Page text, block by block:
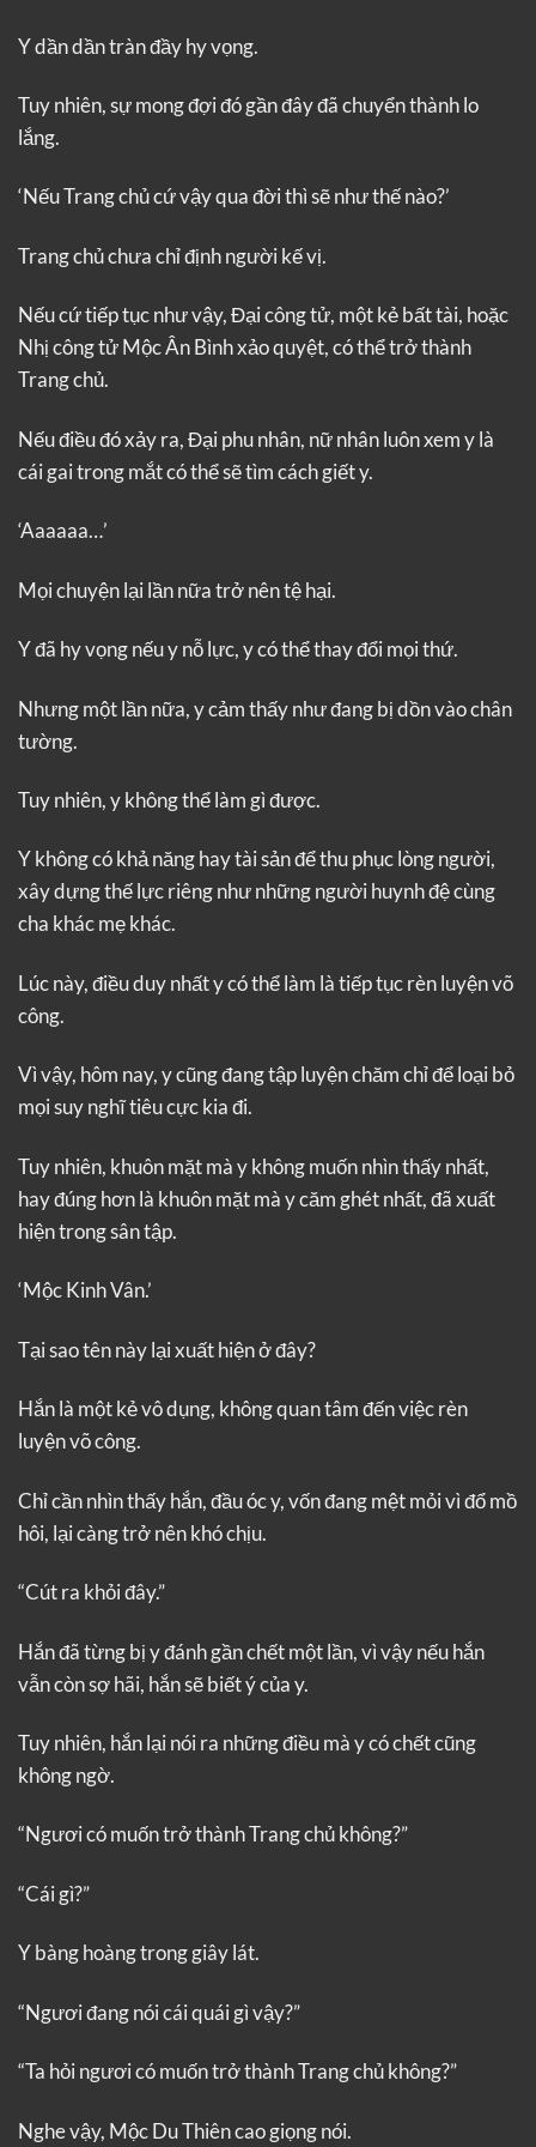
Y dần dần tràn đầy hy vọng.
Tuy nhiên, sự mong đợi đó gần đây đã chuyển thành lo
lắng.
‘Nếu Trang chủ cứ vậy qua đời thì sẽ như thế nào?’
Trang chủ chưa chỉ định người kế vị.
Nếu cứ tiếp tục như vậy, Đại công tử, một kẻ bất tài, hoặc
Nhị công tử Mộc Ân Bình xảo quyệt, có thể trở thành
Trang chủ.
Nếu điều đó xảy ra, Đại phu nhân, nữ nhân luôn xem y là
cái gai trong mắt có thể sẽ tìm cách giết y.
‘Aaaaaa…’
Mọi chuyện lại lần nữa trở nên tệ hại.
Y đã hy vọng nếu y nỗ lực, y có thể thay đổi mọi thứ.
Nhưng một lần nữa, y cảm thấy như đang bị dồn vào chân
tường.
Tuy nhiên, y không thể làm gì được.
Y không có khả năng hay tài sản để thu phục lòng người,
xây dựng thế lực riêng như những người huynh đệ cùng
cha khác mẹ khác.
Lúc này, điều duy nhất y có thể làm là tiếp tục rèn luyện võ
công.
Vì vậy, hôm nay, y cũng đang tập luyện chăm chỉ để loại bỏ
mọi suy nghĩ tiêu cực kia đi.
Tuy nhiên, khuôn mặt mà y không muốn nhìn thấy nhất,
hay đúng hơn là khuôn mặt mà y căm ghét nhất, đã xuất
hiện trong sân tập.
‘Mộc Kinh Vân.’
Tại sao tên này lại xuất hiện ở đây?
Hắn là một kẻ vô dụng, không quan tâm đến việc rèn
luyện võ công.
Chỉ cần nhìn thấy hắn, đầu óc y, vốn đang mệt mỏi vì đổ mồ
hôi, lại càng trở nên khó chịu.
“Cút ra khỏi đây.”
Hắn đã từng bị y đánh gần chết một lần, vì vậy nếu hắn
vẫn còn sợ hãi, hắn sẽ biết ý của y.
Tuy nhiên, hắn lại nói ra những điều mà y có chết cũng
không ngờ.
“Ngươi có muốn trở thành Trang chủ không?”
“Cái gì?”
Y bàng hoàng trong giây lát.
“Ngươi đang nói cái quái gì vậy?”
“Ta hỏi ngươi có muốn trở thành Trang chủ không?”
Nghe vậy, Mộc Du Thiên cao giọng nói.